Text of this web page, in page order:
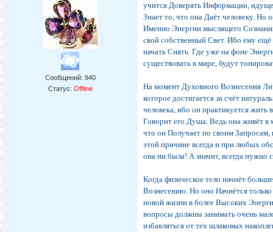
Сообщений: 940
Статус: Offline
учится Доверять Информации,
Знает то, что она Даёт человеку. Но
Именно Энергии мыслящего
свой собственный Свет. Ибо ему
начать Сиять. Где уже на фоне
существовать в мире, будут
На момент Духовного Вознесения
которое достигается за счёт
человека, ибо он практикуется
Говорит его Душа. Ведь она живёт
что он Получает по своим
этой причине всегда и при любых
она ни была! А значит, всегда
Когда физическое тело начнёт
Вознесению. Но оно Начнётся
новой жизни в более Высоких
вопросы должны занимать очень
избавляться от тех шлаковых